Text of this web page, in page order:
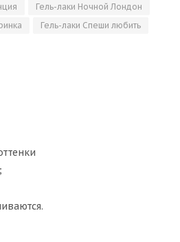
Гель-лаки Ночной Лондон
Гель-лаки Спеши любить